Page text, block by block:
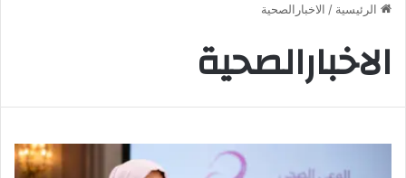
الرئيسية / الاخبارالصحية
الاخبارالصحية